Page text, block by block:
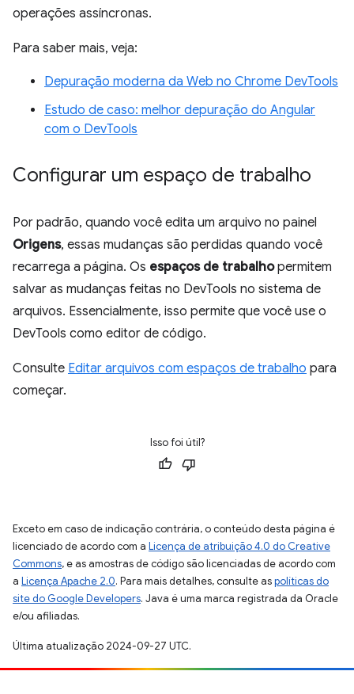
operações assíncronas.
Para saber mais, veja:
Depuração moderna da Web no Chrome DevTools
Estudo de caso: melhor depuração do Angular
com o DevTools
Configurar um espaço de trabalho
Por padrão, quando você edita um arquivo no painel
Origens, essas mudanças são perdidas quando você
recarrega a página. Os espaços de trabalhopermitem
salvar as mudanças feitas no DevTools no sistema de
arquivos. Essencialmente, isso permite que você use o
DevTools como editor de código.
Consulte Editar arquivos com espaços de trabalho para
começar.
Isso foi útil?
Exceto em caso de indicação contrária, o conteúdo desta página é
licenciado de acordo com a Licença de atribuição 4.0 do Creative
Commons, e as amostras de código são licenciadas de acordo com
a Licença Apache 2.0. Para mais detalhes, consulte aspolíticas do
site do Google Developers. Java é uma marca registrada da Oracle
e/ou afiliadas.
Última atualização 2024-09-27 UTC.